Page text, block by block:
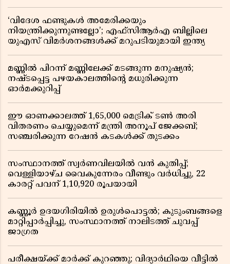
‘വിദേശ ഫണ്ടുകൾ അമേരിക്കയും
നിയന്ത്രിക്കുന്നുണ്ടല്ലോ’; എഫ്സിആർഎ ബില്ലിലെ
യുഎസ് വിമർശനങ്ങൾക്ക് മറുപടിയുമായി ഇന്ത്യ
മണ്ണിൽ പിറന്ന് മണ്ണിലേക്ക് മടങ്ങുന്ന മനുഷ്യൻ;
നഷ്ടപ്പെട്ട പഴയകാലത്തിൻ്റെ മധുരിക്കുന്ന
ഓർമക്കുറിപ്പ്
ഈ ഓണക്കാലത്ത് 1,65,000 മെട്രിക് ടൺ അരി
വിതരണം ചെയ്യുമെന്ന് മന്ത്രി അനൂപ് ജേക്കബ്;
സഞ്ചരിക്കുന്ന റേഷൻ കടകൾക്ക് തുടക്കം
സംസ്ഥാനത്ത് സ്വർണവിലയിൽ വൻ കുതിപ്പ്;
വെള്ളിയാഴ്ച വൈകുന്നേരം വീണ്ടും വർധിച്ചു, 22
കാരറ്റ് പവന് 1,10,920 രൂപയായി
കണ്ണൂർ ഉദയഗിരിയിൽ ഉരുൾപൊട്ടൽ; കുടുംബങ്ങളെ
മാറ്റിപ്പാർപ്പിച്ചു, സംസ്ഥാനത്ത് നാലിടത്ത് ചുവപ്പ്
ജാഗ്രത
പരീക്ഷയ്ക്ക് മാർക്ക് കുറഞ്ഞു; വിദ്യാർഥിയെ വീട്ടിൽ